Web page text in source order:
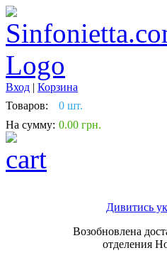
Вход | Корзина
Товаров:
0 шт.
На сумму: 0.00 грн.
Дивитись
Возобновлена
отделения